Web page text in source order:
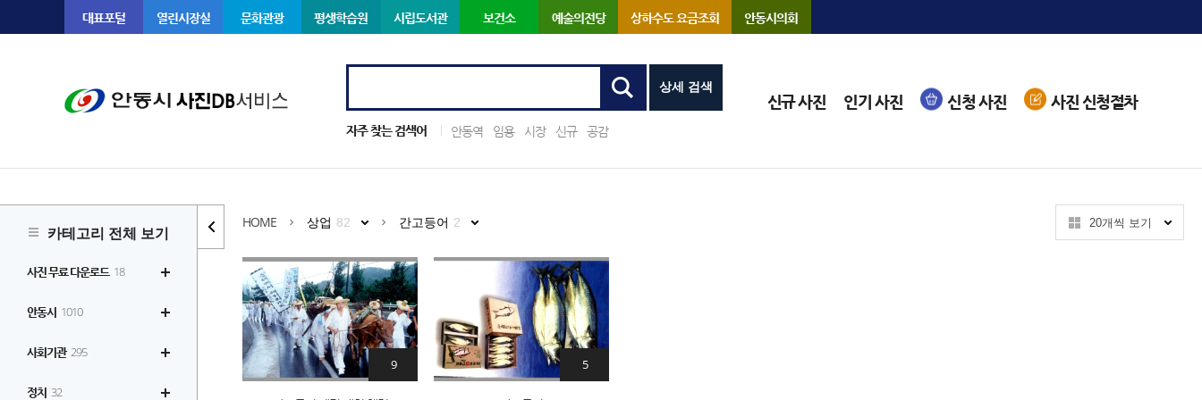
대표포털 열린시장실 문화관광 평생학습원 시립도서관 보건소 예술의전당 상하수도 요금조회 안동시의회
상세 검색
자주 찾는 검색어 안동역 임용 시장 신규 공감
신규 사진 인기 사진 신청 사진 사진 신청절차
카테고리 전체 보기
사진 무료 다운로드 18
안동시 1010
사회기관 295
정치 32
HOME 상업 82 간고등어 2 20개씩 보기
9 5